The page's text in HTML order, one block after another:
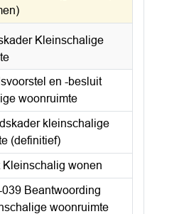
Kleinschalige
en -besluit
woonruimte
kleinschalige
(definitief)
Kleinschalig wonen
Beantwoording
woonruimte